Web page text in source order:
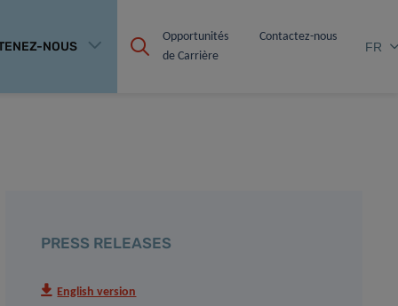
NOUS
Opportunités
de Carrière
Contactez-nous
FR
PRESS RELEASES
English version